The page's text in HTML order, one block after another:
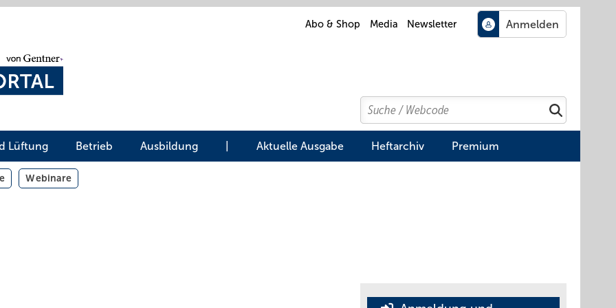
Abo & Shop Media Newsletter
Search
Suchen
Lüftung Betrieb Ausbildung Aktuelle Ausgabe Heftarchiv Premium
Webinare